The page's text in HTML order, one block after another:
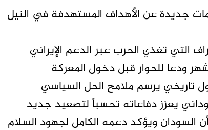
جديدة عن الأهداف المستهدفة في النيل
التي تغذي الحرب عبر الدعم الإيراني
ودعا للحوار قبل دخول المعركة
تاريخي يرسم ملامح الحل السياسي
يعزز دفاعاته تحسباً لتصعيد جديد
السودان ويؤكد دعمه الكامل لجهود السلام